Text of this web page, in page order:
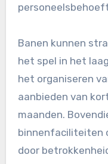
Banen kunnen
het spel in het
het organiseren
aanbieden van
maanden.
binnenfaciliteiten
door